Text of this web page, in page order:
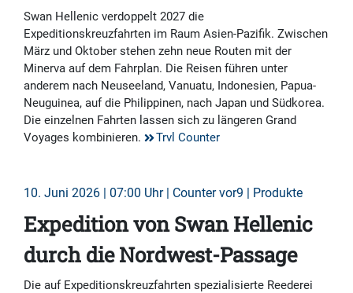
Swan Hellenic verdoppelt 2027 die
Expeditionskreuzfahrten im Raum Asien-Pazifik. Zwischen
März und Oktober stehen zehn neue Routen mit der
Minerva auf dem Fahrplan. Die Reisen führen unter
anderem nach Neuseeland, Vanuatu, Indonesien, Papua-
Neuguinea, auf die Philippinen, nach Japan und Südkorea.
Die einzelnen Fahrten lassen sich zu längeren Grand
Voyages kombinieren.
Trvl Counter
10. Juni 2026 | 07:00 Uhr | Counter vor9 | Produkte
Expedition von Swan Hellenic
durch die Nordwest-Passage
Die auf Expeditionskreuzfahrten spezialisierte Reederei